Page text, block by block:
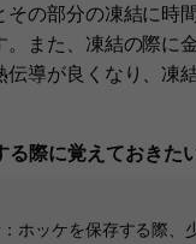
その部分の凍結に時
。また、凍結の際に
伝導が良くなり、凍
る際に覚えておきた
ホッケを保存する際、